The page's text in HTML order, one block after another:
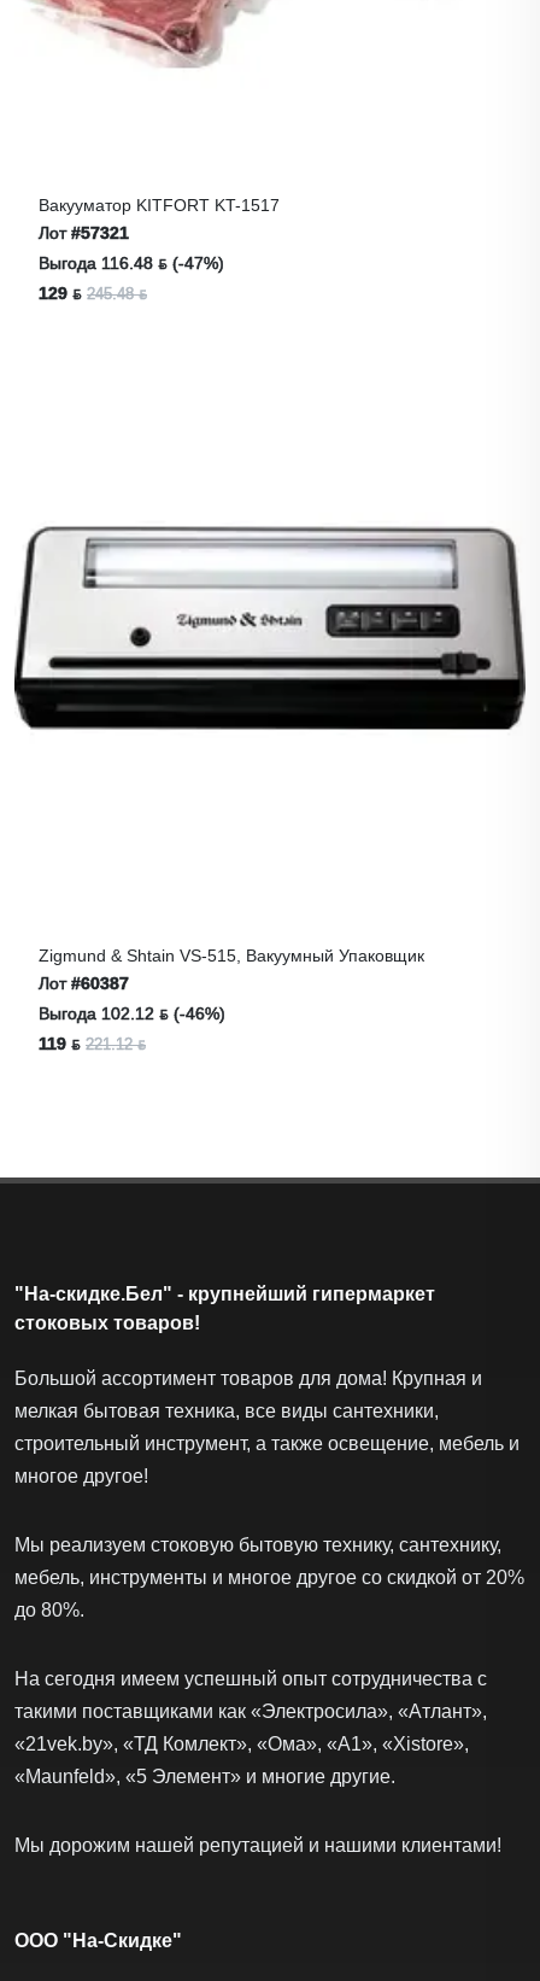
Вакууматор KITFORT KT-1517
Лот#57321
Выгода 116.48 ƃ (-47%)
129 ƃ 245.48 ƃ
Zigmund & Shtain VS-515, Вакуумный Упаковщик
Лот#60387
Выгода 102.12 ƃ (-46%)
119 ƃ 221.12 ƃ
"На-скидке.Бел" - крупнейший гипермаркет
стоковых товаров!
Большой ассортимент товаров для дома! Крупная и
мелкая бытовая техника, все виды сантехники,
строительный инструмент, а также освещение, мебель и
многое другое!
Мы реализуем стоковую бытовую технику, сантехнику,
мебель, инструменты и многое другое со скидкой от 20%
до 80%.
На сегодня имеем успешный опыт сотрудничества с
такими поставщиками как «Электросила», «Атлант»,
«21vek.by», «ТД Комлект», «Ома», «А1», «Xistore»,
«Maunfeld», «5 Элемент» и многие другие.
Мы дорожим нашей репутацией и нашими клиентами!
ООО "На-Скидке"